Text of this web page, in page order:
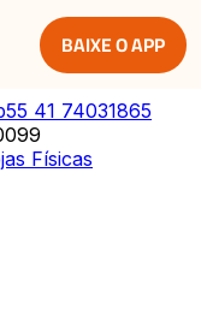
BAIXE O APP
55 41 74031865
Físicas